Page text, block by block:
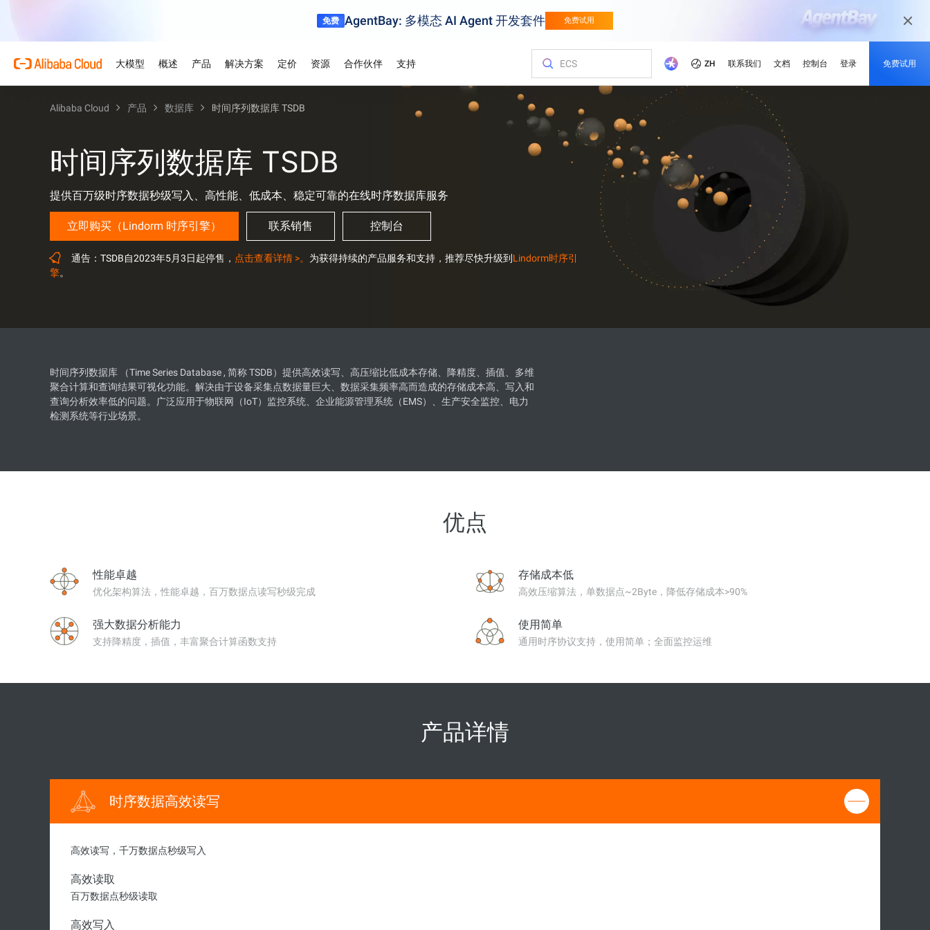
免费 AgentBay: 多模态 AI Agent 开发套件 免费试用
大模型 概述 产品 解决方案 定价 资源 合作伙伴 支持 ZH 联系我们 文档 控制台 登录 免费试用
Alibaba Cloud 产品 数据库 时间序列数据库 TSDB
时间序列数据库 TSDB
提供百万级时序数据秒级写入、高性能、低成本、稳定可靠的在线时序数据库服务
立即购买（Lindorm 时序引擎） 联系销售 控制台
通告：TSDB自2023年5月3日起停售， 点击查看详情 >。 为获得持续的产品服务和支持，推荐尽快升级到 Lindorm时序引
擎。
时间序列数据库 （Time Series Database , 简称 TSDB）提供高效读写、高压缩比低成本存储、降精度、插值、多维
聚合计算和查询结果可视化功能。解决由于设备采集点数据量巨大、数据采集频率高而造成的存储成本高、写入和
查询分析效率低的问题。广泛应用于物联网（IoT）监控系统、企业能源管理系统（EMS）、生产安全监控、电力
检测系统等行业场景。
优点
性能卓越
优化架构算法，性能卓越，百万数据点读写秒级完成
存储成本低
高效压缩算法，单数据点~2Byte，降低存储成本>90%
强大数据分析能力
支持降精度，插值，丰富聚合计算函数支持
使用简单
通用时序协议支持，使用简单；全面监控运维
产品详情
时序数据高效读写
高效读写，千万数据点秒级写入
高效读取
百万数据点秒级读取
高效写入
为企业打造的大模型服务与应用开发平台
试用视觉相关模型
支持图片理解，图片生成，视频生成
模型
Qwen3.8-Max
赋能编码与专业办公的巨大飞跃
电影级图生视频，富有情感层次与视觉冲
HappyHorse-1.1-T2V
电影级创意生成，动态细节拉满
Qwen3.7-Max
全能型智能体基座模型，支持长程推理和
多框架灵活部署
Qwen3.7-Plus
原生多模态模型，支持百万级上下文窗口
和代理式AI编程
Wan2.7-Image-Pro
交互式编辑，长文本渲染，精准遵循提示
大模型原生应用 大模型服务
大模型训练指导
关于阿里云
AI驱动的云技术
阿里云全球基础设施
阿里云全球办事处
身相伴
业务出海
信任中心
境，守护企业信任与业务连续性
客户与洞察
案例研究
各行业客户的成功案例解读
分析师报告
了解全球顶尖市场调查研究公司眼中的阿
阿里云以AI云计算技术赋能奥运会
最新动态
活动和网络研讨会
快速访问即将举行与按需点播的活动
云产品快报
了解最新创新动态
新闻报道
阿里云官方新闻和媒体报道
特色产品
人工智能与机器学习
容器
中间件
数据库
媒体服务
Serverless
迁移与运维管理
大模型服务平台百炼
云数据库 RDS
数字证书管理服务（原SSL证书）
容器服务 Kubernetes 版 ACK
对象存储 OSS
轻量应用服务器 SAS
以经济高效的方式实时运行轻量级应用程序
弹性公网 IP
独立管理公网IP以提高网络质量
域名与网站
推荐方案
免费试用 80 + 产品，每个模
解锁最新的阿里云优惠和促
云服务器
行业解决方案
技术解决方案
人工智能
网站
企业服务和应用程序
数据迁移解决方案
混合云
零售
AI 零售解决方案，以个性化体验实现精准
触达与高效转化
金融服务 游戏
针对页游、手游等不同场景 根据业务需求
弹性伸缩的游戏解决方案
以智能、高效、可靠的解决方案赋能您的
媒体和娱乐
以数字化媒体旅程为当今的媒体市场准备
就绪您的内容
产品定价选项
弹性定价策略，最大化释放阿里云价值
免费试用
优化您的成本
迁移上云，智省成本
高性能，低成本。
促销中心
解锁阿里云最新的优惠与促销产品
文档
产品文档和常见问题
架构中心
智能解决方案搜索
白皮书
理与深层逻辑
培训与认证
阿里云国际大学
通过专家指导的培训，培养云技能并获得
开发者中心
阿里云项目中心
探索开发者基于阿里云平台构建的真实项
目
阿里云开发者MVP
致敬那些引领、构建并激励阿里云社区的
开发者们
面向ISV的AI联盟
携手共建并发展AI解决方案
加速您的ISV业务增长
准入及市场拓展支持
查询合作伙伴
合作伙伴中心
迅速找到理想的合作伙伴
成为伙伴
合作伙伴网络
阿里云渠道合作伙伴、技术合作伙伴、
MSP合作伙伴及其他合作伙伴计划的统一
门户
专业服务
由专家提供的服务，助力您规划、迁移和
优化云上之旅
支持计划
灵活支持每个发展阶段——从初创企业到大
型企业
联系我们
联系我们
提交反馈建议，助力阿里云持续优化
联系销售人员
咨询销售专家，获取定制化企业云上方案